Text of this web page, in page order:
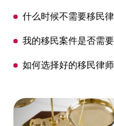
什么时候不需要移民
我的移民案件是否需
如何选择好的移民律师
理想的移民律师该有